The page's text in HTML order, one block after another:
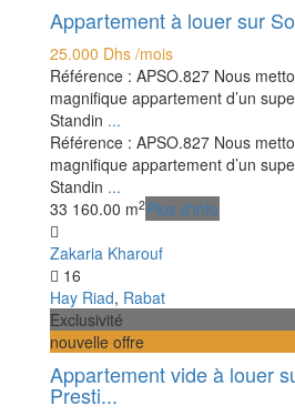
Appartement à louer sur
25.000 Dhs /mois
Référence : APSO.827 Nous
magnifique appartement d’un
Standin ...
Référence : APSO.827 Nous
magnifique appartement d’un
Standin ...
33 160.00 m2Plus d'info
Zakaria Kharouf
16
Hay Riad, Rabat
Exclusivité
nouvelle offre
Appartement vide à louer
Presti...